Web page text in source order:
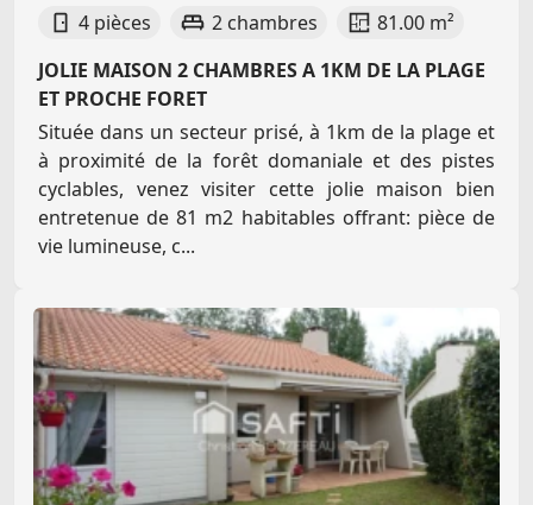
4 pièces 2 chambres
81.00 m²
JOLIE MAISON 2 CHAMBRES A 1KM DE LA PLAGE
ET PROCHE FORET
Située dans un secteur prisé, à 1km de la plage et
à proximité de la forêt domaniale et des pistes
cyclables, venez visiter cette jolie maison bien
entretenue de 81 m2 habitables offrant: pièce de
vie lumineuse, c...